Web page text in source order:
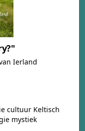
Ierland
cultuur Keltisch
mystiek